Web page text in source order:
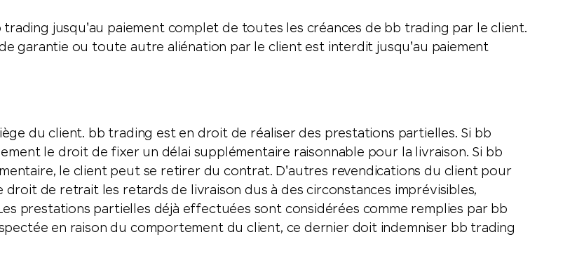
jusqu'au paiement complet de toutes les créances de bb trading par le client.
garantie ou toute autre aliénation par le client est interdit jusqu'au paiement
du client. bb trading est en droit de réaliser des prestations partielles. Si bb
le droit de fixer un délai supplémentaire raisonnable pour la livraison. Si bb
le client peut se retirer du contrat. D'autres revendications du client pour
de retrait les retards de livraison dus à des circonstances imprévisibles,
prestations partielles déjà effectuées sont considérées comme remplies par bb
en raison du comportement du client, ce dernier doit indemniser bb trading